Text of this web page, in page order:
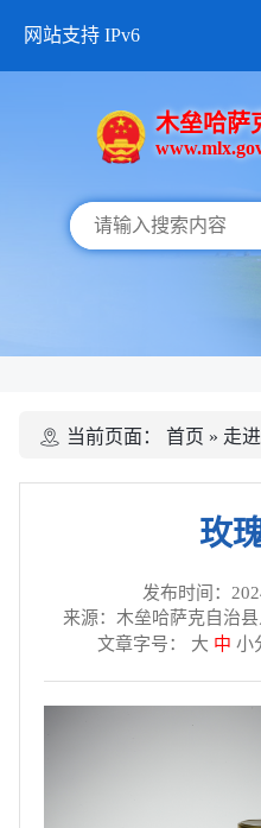
网站支持 IPv6
木垒哈萨
当前页面： 首页 » 走
玫
发布时间：
来源：木垒哈萨克自治
文章字号： 大 中 小